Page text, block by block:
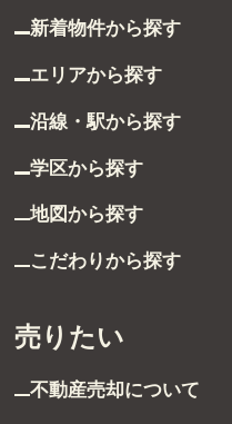
新着物件から探す
エリアから探す
沿線・駅から探す
学区から探す
地図から探す
こだわりから探す
売りたい
不動産売却について